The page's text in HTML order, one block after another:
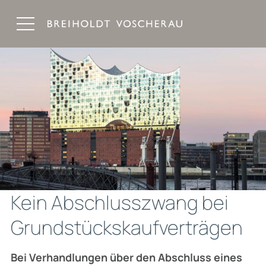
Kein Abschlusszwang bei
Grundstückskaufverträgen
Bei Verhandlungen über den Abschluss eines